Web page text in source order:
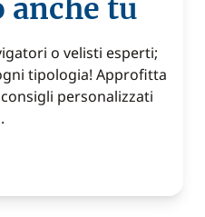
anche tu
o velisti esperti;
tipologia! Approfitta
personalizzati